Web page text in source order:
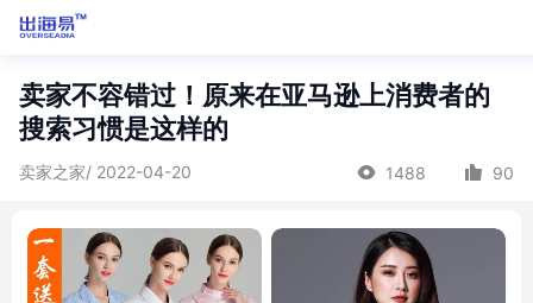
卖家不容错过！原来在亚马逊上消费者的
搜索习惯是这样的
卖家之家/ 2022-04-20 1488 90